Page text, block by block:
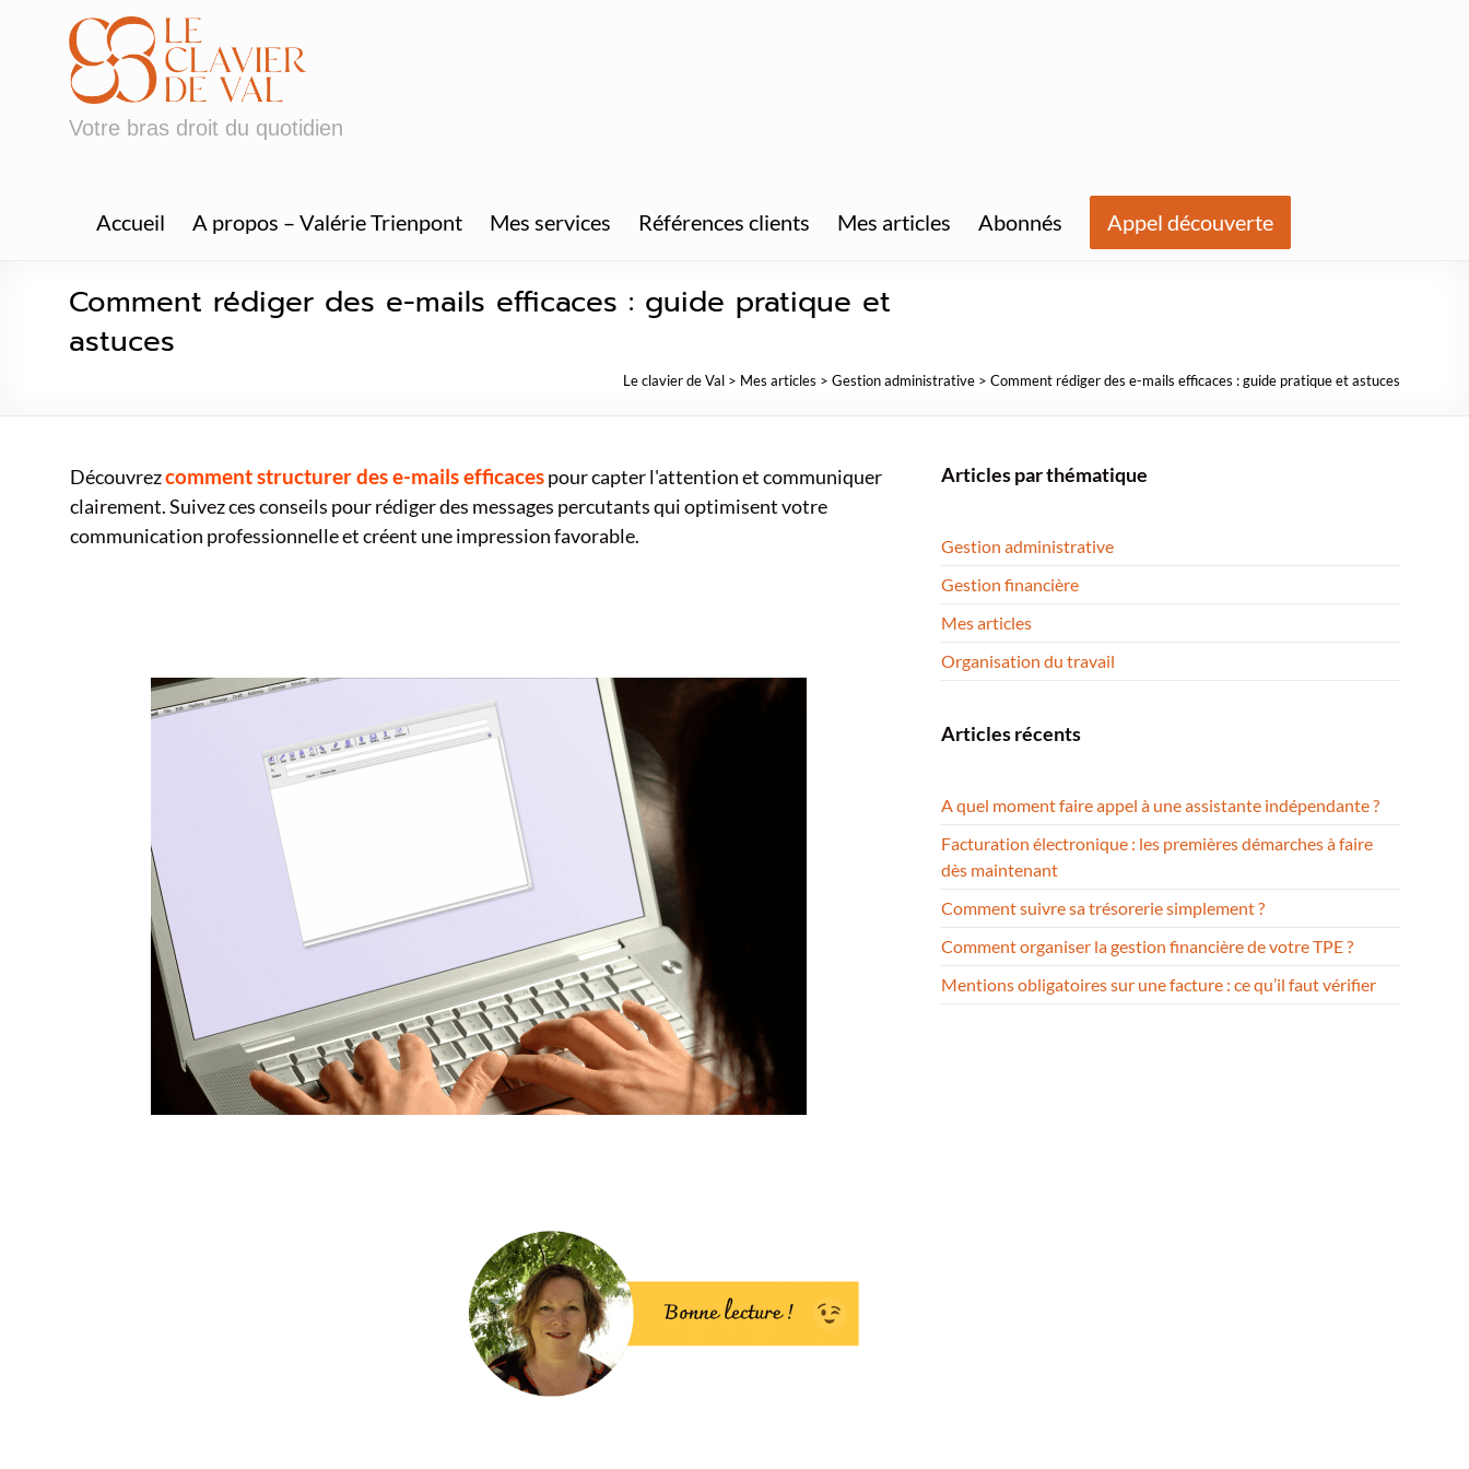
Votre bras droit du quotidien
Accueil A propos – Valérie Trienpont Mes services Références clients Mes articles Abonnés Appel découverte
Comment rédiger des e-mails efficaces : guide pratique et
astuces
Le clavier de Val > Mes articles > Gestion administrative > Comment rédiger des e-mails efficaces : guide pratique et astuces
Découvrezcomment structurer des e-mails efficacespour capter l'attention et communiquer
clairement. Suivez ces conseils pour rédiger des messages percutants qui optimisent votre
communication professionnelle et créent une impression favorable.
Articles par thématique
Gestion administrative
Gestion financière
Mes articles
Organisation du travail
Articles récents
A quel moment faire appel à une assistante indépendante ?
Facturation électronique : les premières démarches à faire
dès maintenant
Comment suivre sa trésorerie simplement ?
Comment organiser la gestion financière de votre TPE ?
Mentions obligatoires sur une facture : ce qu’il faut vérifier